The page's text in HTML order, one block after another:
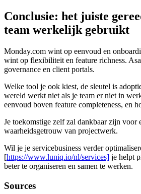
Conclusie: het juiste
team werkelijk gebruikt
Monday.com wint op eenvoud en
wint op flexibiliteit en feature richness.
governance en client portals.
Welke tool je ook kiest, de sleutel is
wereld werkt niet als je team er niet in
eenvoud boven feature completeness, en
Je toekomstige zelf zal dankbaar zijn voor
waarheidsgetrouw van projectwerk.
Wil je je servicebusiness verder
[https://www.luniq.io/nl/services] je helpt
beter te organiseren en samen te werken.
Sources